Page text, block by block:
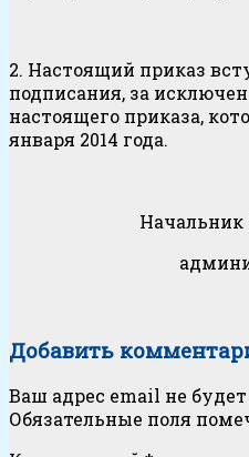
2. Настоящий приказ
подписания, за
настоящего приказа,
января 2014 года.
Начальник
Добавить
Ваш адрес email не
Обязательные поля